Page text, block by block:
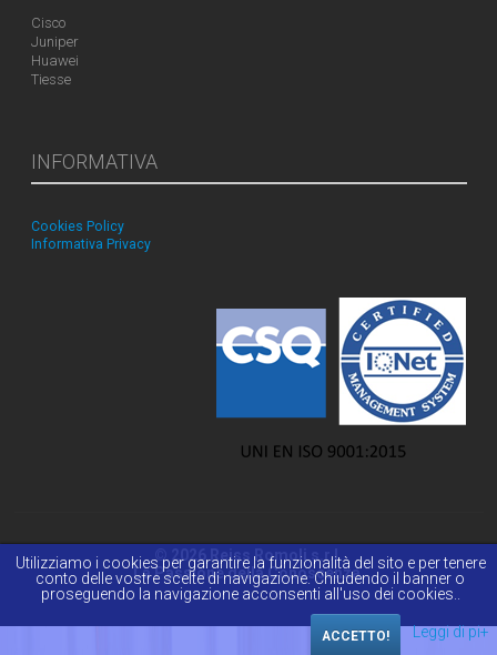
Cisco
Juniper
Huawei
Tiesse
INFORMATIVA
Cookies Policy
Informativa Privacy
© 2026 Reiss Romoli s.r.l.
La Passione della Conoscenza.
Utilizziamo i cookies per garantire la funzionalità del sito e per tenere
conto delle vostre scelte di navigazione. Chiudendo il banner o
proseguendo la navigazione acconsenti all'uso dei cookies..
ACCETTO! Leggi di pi+